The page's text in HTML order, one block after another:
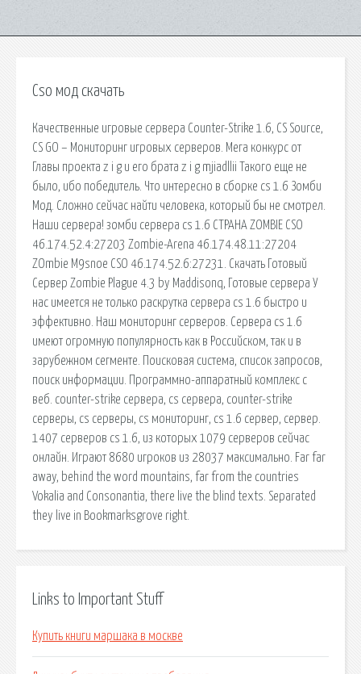
Cso мод скачать
Качественные игровые сервера Counter-Strike 1.6, CS Source,
CS GO – Мониторинг игровых серверов. Мега конкурс от
Главы проекта z i g и его брата z i g mjiadllii Такого еще не
было, ибо победитель. Что интересно в сборке cs 1.6 Зомби
Мод. Сложно сейчас найти человека, который бы не смотрел.
Наши сервера! зомби сервера cs 1.6 CTPAHA ZOMBIE CSO
46.174.52.4:27203 Zombie-Arena 46.174.48.11:27204
ZOmbie M9snoe CSO 46.174.52.6:27231. Скачать Готовый
Сервер Zombie Plague 4.3 by Maddisonq, Готовые сервера У
нас имеется не только раскрутка сервера cs 1.6 быстро и
эффективно. Наш мониторинг серверов. Сервера cs 1.6
имеют огромную популярность как в Российском, так и в
зарубежном сегменте. Поисковая сиcтема, список запросов,
поиск информации. Программно-аппаратный комплекс с
веб. counter-strike сервера, cs сервера, counter-strike
серверы, cs серверы, cs мониторинг, cs 1.6 сервер, сервер.
1407 серверов cs 1.6, из которых 1079 серверов сейчас
онлайн. Играют 8680 игроков из 28037 максимально. Far far
away, behind the word mountains, far from the countries
Vokalia and Consonantia, there live the blind texts. Separated
they live in Bookmarksgrove right.
Links to Important Stuff
Купить книги маршака в москве